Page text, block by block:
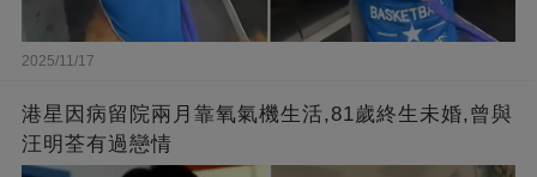
2025/11/17
港星因病留院兩月靠氧氣機生活,81歲終生未婚,曾與
汪明荃有過戀情